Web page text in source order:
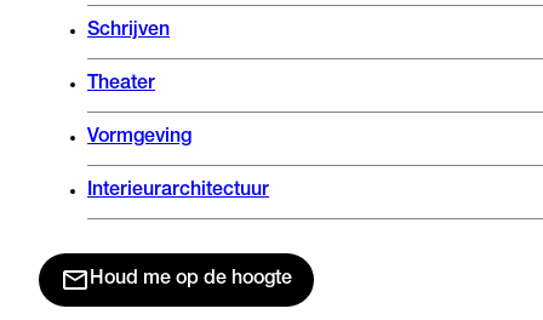
Schrijven
Theater
Vormgeving
Interieurarchitectuur
Houd me op de hoogte